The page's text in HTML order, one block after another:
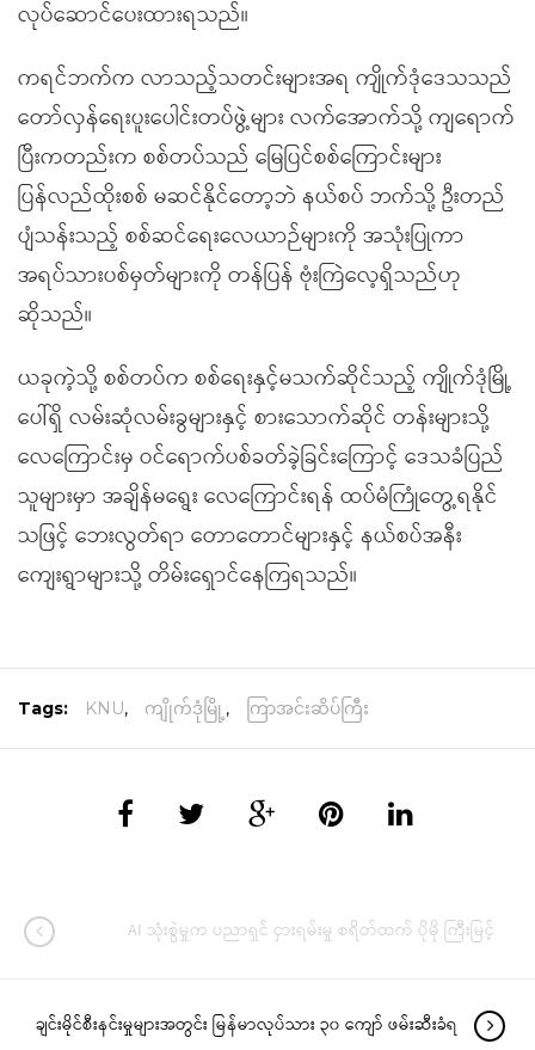
လုပ်ဆောင်ပေးထားရသည်။
ကရင်ဘက်က လာသည့်သတင်းများအရ ကျိုက်ဒုံဒေသသည်
တော်လှန်ရေးပူးပေါင်းတပ်ဖွဲ့များ လက်အောက်သို့ ကျရောက်
ပြီးကတည်းက စစ်တပ်သည် မြေပြင်စစ်ကြောင်းများ
ပြန်လည်ထိုးစစ် မဆင်နိုင်တော့ဘဲ နယ်စပ် ဘက်သို့ ဦးတည်
ပျံသန်းသည့် စစ်ဆင်ရေးလေယာဉ်များကို အသုံးပြုကာ
အရပ်သားပစ်မှတ်များကို တန်ပြန် ဗုံးကြဲလေ့ရှိသည်ဟု
ဆိုသည်။
ယခုကဲ့သို့ စစ်တပ်က စစ်ရေးနှင့်မသက်ဆိုင်သည့် ကျိုက်ဒုံမြို့
ပေါ်ရှိ လမ်းဆုံလမ်းခွများနှင့် စားသောက်ဆိုင် တန်းများသို့
လေကြောင်းမှ ဝင်ရောက်ပစ်ခတ်ခဲ့ခြင်းကြောင့် ဒေသခံပြည်
သူများမှာ အချိန်မရွေး လေကြောင်းရန် ထပ်မံကြုံတွေ့ရနိုင်
သဖြင့် ဘေးလွတ်ရာ တောတောင်များနှင့် နယ်စပ်အနီး
ကျေးရွာများသို့ တိမ်းရှောင်နေကြရသည်။
Tags: KNU, ကျိုက်ဒုံမြို့ , ကြာအင်းဆိပ်ကြီး
AI သုံးစွဲမှုက ပညာရှင် ငှားရမ်းမှု စရိတ်ထက် ပိုမို ကြီးမြင့်
ချင်းမိုင်စီးနင်းမှုများအတွင်း မြန်မာလုပ်သား ၃၀ ကျော် ဖမ်းဆီးခံရ